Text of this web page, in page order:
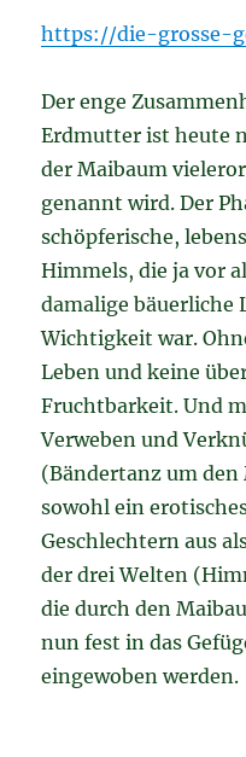
https://die-grosse-
Der enge
Erdmutter ist heute
der Maibaum
genannt wird. Der
schöpferische,
Himmels, die ja vor
damalige bäuerliche
Wichtigkeit war.
Leben und keine
Fruchtbarkeit. Und
Verweben und
(Bändertanz um
sowohl ein
Geschlechtern aus
der drei Welten
die durch den
nun fest in das
eingewoben werden.